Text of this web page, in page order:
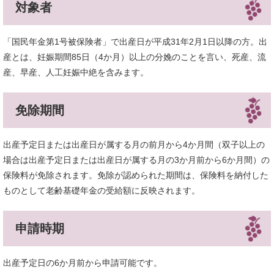
対象者
「国民年金第1号被保険者」で出産日が平成31年2月1日以降の方。出
産とは、妊娠期間85日（4か月）以上の分娩のことを言い、死産、流
産、早産、人工妊娠中絶を含みます。
免除期間
出産予定日または出産日が属する月の前月から4か月間（双子以上の
場合は出産予定日または出産日が属する月の3か月前から6か月間）の
保険料が免除されます。免除が認められた期間は、保険料を納付した
ものとして老齢基礎年金の受給額に反映されます。
申請時期
出産予定日の6か月前から申請可能です。